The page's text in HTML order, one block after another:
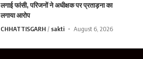
लगाई फांसी, परिजनों ने अधीक्षक पर प्रताड़ना का
लगाया आरोप
CHHATTISGARH sakti August 6, 2026